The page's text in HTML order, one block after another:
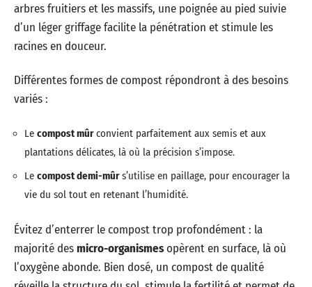
arbres fruitiers et les massifs, une poignée au pied suivie
d’un léger griffage facilite la pénétration et stimule les
racines en douceur.
Différentes formes de compost répondront à des besoins
variés :
Le compost mûrconvient parfaitement aux semis et aux
plantations délicates, là où la précision s’impose.
Le compost demi-mûrs’utilise en paillage, pour encourager la
vie du sol tout en retenant l’humidité.
Évitez d’enterrer le compost trop profondément : la
majorité desmicro-organismesopèrent en surface, là où
l’oxygène abonde. Bien dosé, un compost de qualité